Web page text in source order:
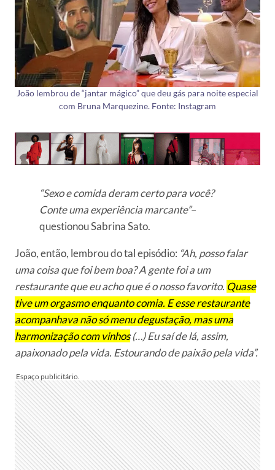
João lembrou de “jantar mágico” que deu gás para noite especial
com Bruna Marquezine. Fonte: Instagram
“Sexo e comida deram certo para você?
Conte uma experiência marcante”–
questionou Sabrina Sato.
João, então, lembrou do tal episódio: “Ah, posso falar
uma coisa que foi bem boa? A gente foi a um
restaurante que eu acho que é o nosso favorito. Quase
tive um orgasmo enquanto comia. E esse restaurante
acompanhava não só menu degustação, mas uma
harmonização com vinhos(…) Eu saí de lá, assim,
apaixonado pela vida. Estourando de paixão pela vida”.